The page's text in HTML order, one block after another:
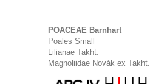
POACEAE Barnhart
Poales Small
Lilianae Takht.
Magnoliidae Novák ex Takht.